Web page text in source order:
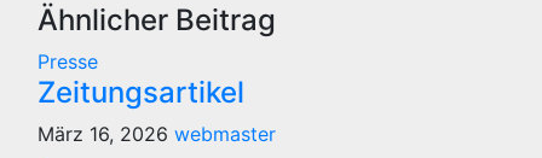
Ähnlicher Beitrag
Presse
Zeitungsartikel
März 16, 2026 webmaster